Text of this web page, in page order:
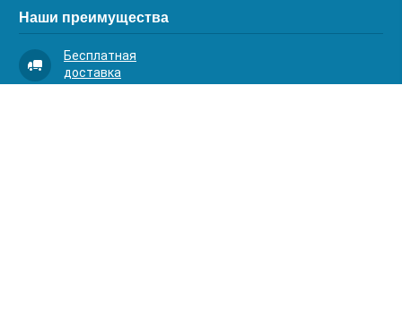
Наши преимущества
Бесплатная
доставка